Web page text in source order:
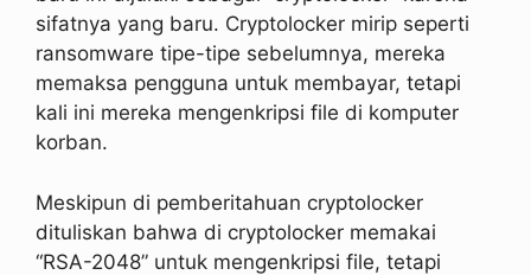
sifatnya yang baru. Cryptolocker mirip seperti
ransomware tipe-tipe sebelumnya, mereka
memaksa pengguna untuk membayar, tetapi
kali ini mereka mengenkripsi file di komputer
korban.
Meskipun di pemberitahuan cryptolocker
dituliskan bahwa di cryptolocker memakai
“RSA-2048” untuk mengenkripsi file, tetapi